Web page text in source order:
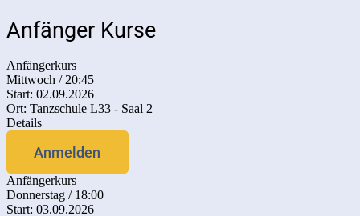
Anfänger Kurse
Anfängerkurs
Mittwoch / 20:45
Start: 02.09.2026
Ort: Tanzschule L33 - Saal 2
Details
Anmelden
Anfängerkurs
Donnerstag / 18:00
Start: 03.09.2026